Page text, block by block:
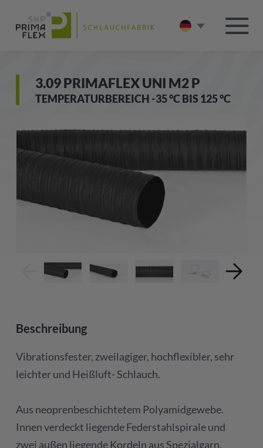
3.09 PRIMAFLEX UNI M2 P
TEMPERATURBEREICH -35 °C BIS 125 °C
Beschreibung
Vibrationsfester, zweilagiger, hochflexibler, sehr
leichter und Heißluft- Schlauch.
Aus neoprenbeschichtetem Polyamidgewebe.
Innen verdeckt liegende Federstahlspirale und
zwei außen liegende Kordeln aus Spezialgarn,